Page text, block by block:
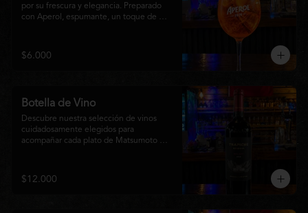
por su frescura y elegancia. Preparado
con Aperol, espumante, un toque de
refrescante y de notas cítricas, perfecto
para disfrutar antes de la comida o
$6.000
Botella de Vino
Descubre nuestra selección de vinos
cuidadosamente elegidos para
acompañar cada plato de Matsumoto
$12.000